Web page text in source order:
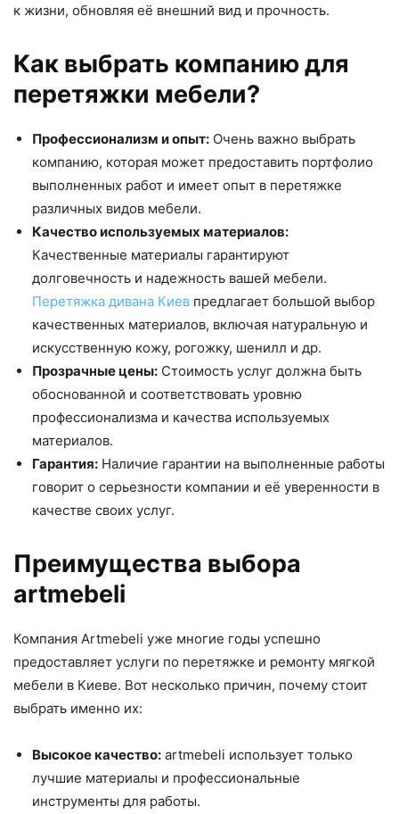
к жизни, обновляя её внешний вид и прочность.
Как выбрать компанию для
перетяжки мебели?
Профессионализм и опыт: Очень важно выбрать
компанию, которая может предоставить портфолио
выполненных работ и имеет опыт в перетяжке
различных видов мебели.
Качество используемых материалов:
Качественные материалы гарантируют
долговечность и надежность вашей мебели.
Перетяжка дивана Киев предлагает большой выбор
качественных материалов, включая натуральную и
искусственную кожу, рогожку, шенилл и др.
Прозрачные цены: Стоимость услуг должна быть
обоснованной и соответствовать уровню
профессионализма и качества используемых
материалов.
Гарантия: Наличие гарантии на выполненные работы
говорит о серьезности компании и её уверенности в
качестве своих услуг.
Преимущества выбора
artmebeli
Компания Artmebeli уже многие годы успешно
предоставляет услуги по перетяжке и ремонту мягкой
мебели в Киеве. Вот несколько причин, почему стоит
выбрать именно их:
Высокое качество: artmebeli использует только
лучшие материалы и профессиональные
инструменты для работы.